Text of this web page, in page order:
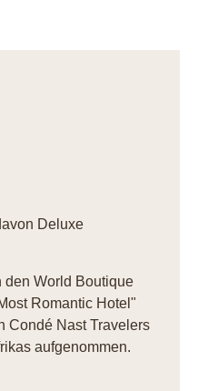
Deluxe
den World Boutique
Romantic Hotel"
Condé Nast Travelers
aufgenommen.